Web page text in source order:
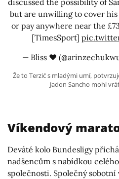
discussed the possibility of
but are unwilling to cover
or pay anywhere near the
[TimesSport]
— Bliss ❤️
Že to Terzić s mladými umí,
Jadon Sancho mohl
Víkendový
Deváté kolo Bundesligy
nadšencům s nabídkou
společnosti. Společný sobotní